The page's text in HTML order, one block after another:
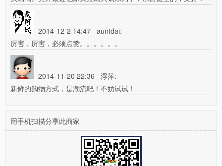
2014-12-2 14:47 auntdai:
厉害，厉害，必须点赞。。。。。。
2014-11-20 22:36 浮萍:
新鲜的购物方式，是潮流吧！不妨试试！
用手机扫描分享此商家